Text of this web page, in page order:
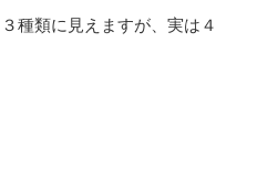
種類に見えますが、実は４